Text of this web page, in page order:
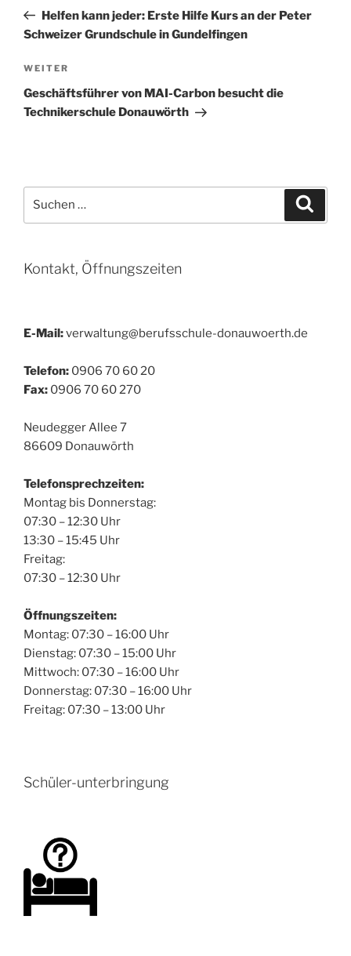
Beitrag
Helfen kann jeder: Erste Hilfe Kurs an der Peter
Schweizer Grundschule in Gundelfingen
Nächster
Beitrag
WEITER
Geschäftsführer von MAI-Carbon besucht die
Technikerschule Donauwörth
nach:
Kontakt, Öffnungszeiten
E-Mail:verwaltung@berufsschule-donauwoerth.de
Telefon: 0906 70 60 20
Fax: 0906 70 60 270
Neudegger Allee 7
86609 Donauwörth
Telefonsprechzeiten:
Montag bis Donnerstag:
07:30 – 12:30 Uhr
13:30 – 15:45 Uhr
Freitag:
07:30 – 12:30 Uhr
Öffnungszeiten:
Montag: 07:30 – 16:00 Uhr
Dienstag: 07:30 – 15:00 Uhr
Mittwoch: 07:30 – 16:00 Uhr
Donnerstag: 07:30 – 16:00 Uhr
Freitag: 07:30 – 13:00 Uhr
Schüler-unterbringung